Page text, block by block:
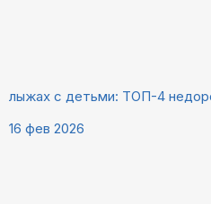
лыжах с детьми: ТОП-4
16 фев 2026